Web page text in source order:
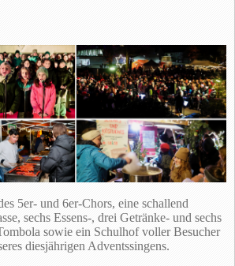
5er- und 6er-Chors, eine schallend
sechs Essens-, drei Getränke- und sechs
sowie ein Schulhof voller Besucher
diesjährigen Adventssingens.